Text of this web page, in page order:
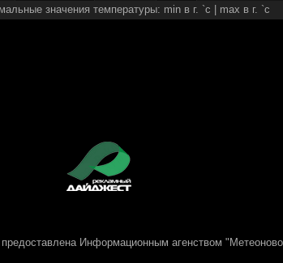
значения температуры: min в г. `c | max в г. `c
Информационным агенством